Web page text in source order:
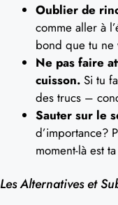
Oublier de
comme aller à
bond que tu ne
Ne pas faire
cuisson. Si tu
des trucs –
Sauter sur le
d’importance?
moment-là est
Les Alternatives et